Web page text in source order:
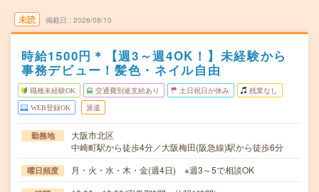
未読 掲載日 2026/08/10
時給1500円＊【週3～週4OK！】未経験から
事務デビュー！髪色・ネイル自由
職種未経験OK 交通費別途支給あり 土日祝日が休み 残業なし
WEB登録OK 派遣
勤務地
大阪市北区
中崎町駅から徒歩4分／大阪梅田(阪急線)駅から徒歩6分
曜日頻度 月・火・水・木・金(週4日) ※週3～5で相談OK